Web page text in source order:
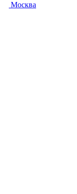
Москва